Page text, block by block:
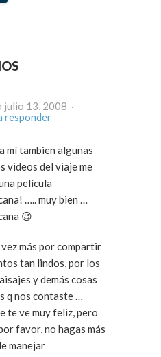
no puedo en julio 13, 2008 ·
responder
videos del viaje me
película
….. muy bien …
norteamericana 😉
más por compartir
tan lindos, por los
y demás cosas
q nos contaste …
te ve muy feliz, pero
favor, no hagas más
manejar